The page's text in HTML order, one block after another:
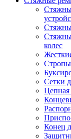
колес
Стропы
Сетки
Цепная
Конец